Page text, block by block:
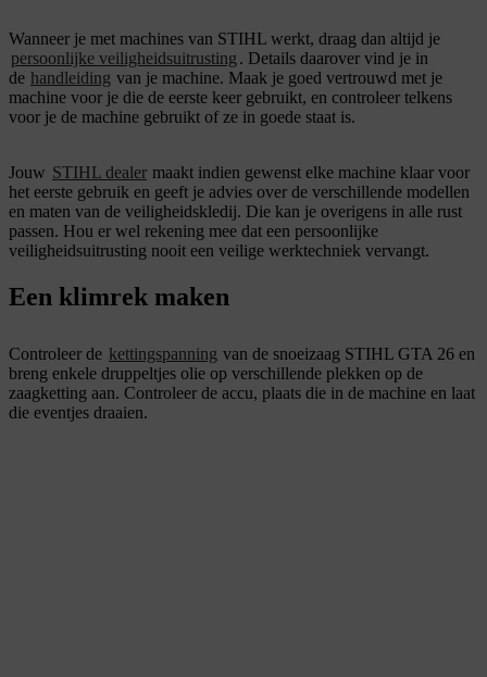
Wanneer je met machines van STIHL werkt, draag dan altijd je
persoonlijke veiligheidsuitrusting . Details daarover vind je in
de handleiding van je machine. Maak je goed vertrouwd met je
machine voor je die de eerste keer gebruikt, en controleer telkens
voor je de machine gebruikt of ze in goede staat is.
Jouw STIHL dealer maakt indien gewenst elke machine klaar voor
het eerste gebruik en geeft je advies over de verschillende modellen
en maten van de veiligheidskledij. Die kan je overigens in alle rust
passen. Hou er wel rekening mee dat een persoonlijke
veiligheidsuitrusting nooit een veilige werktechniek vervangt.
Een klimrek maken
Controleer de kettingspanning van de snoeizaag STIHL GTA 26 en
breng enkele druppeltjes olie op verschillende plekken op de
zaagketting aan. Controleer de accu, plaats die in de machine en laat
die eventjes draaien.